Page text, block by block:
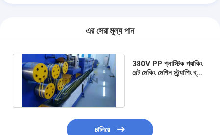
এর সেরা মূল্য পান
380V PP প্লাস্টিক প্যাকিং
বেল্ট মেকিং মেশিন স্ট্র্যাপিং ব্যান্ড
চালিয়ে